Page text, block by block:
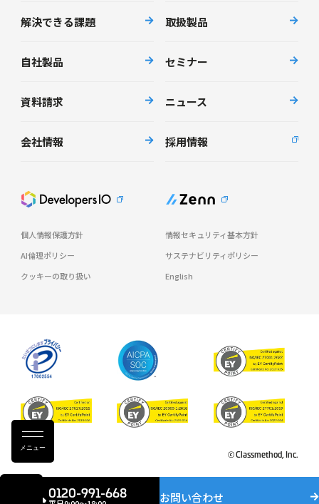
メニュー
解決できる課題 取扱製品
自社製品 セミナー
資料請求 ニュース
会社情報 採用情報
個人情報保護方針
情報セキュリティ基本方針
AI倫理ポリシー
サステナビリティポリシー
クッキーの取り扱い
English
© Classmethod, Inc.
0120-991-668 お問い合わせ